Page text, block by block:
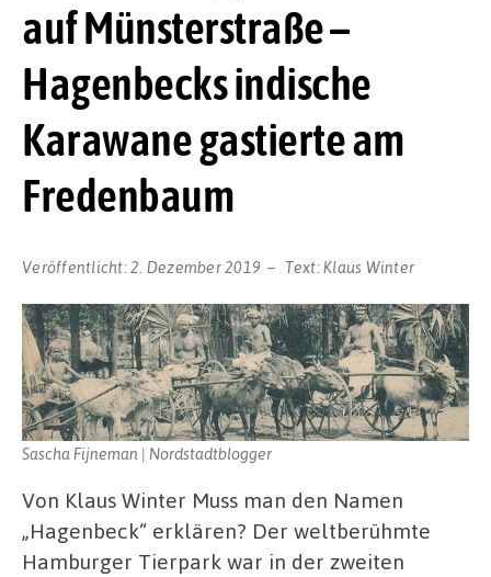
auf Münsterstraße –
Hagenbecks indische
Karawane gastierte am
Fredenbaum
Veröffentlicht:2. Dezember 2019 Text:Klaus Winter
Sascha Fijneman | Nordstadtblogger
Von Klaus Winter Muss man den Namen
„Hagenbeck“ erklären? Der weltberühmte
Hamburger Tierpark war in der zweiten